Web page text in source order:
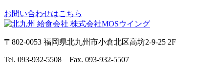
お問い合わせはこちら
〒802-0053 福岡県北九州市小倉北区高坊2-9-25 2F
Tel. 093-932-5508 Fax. 093-932-5507